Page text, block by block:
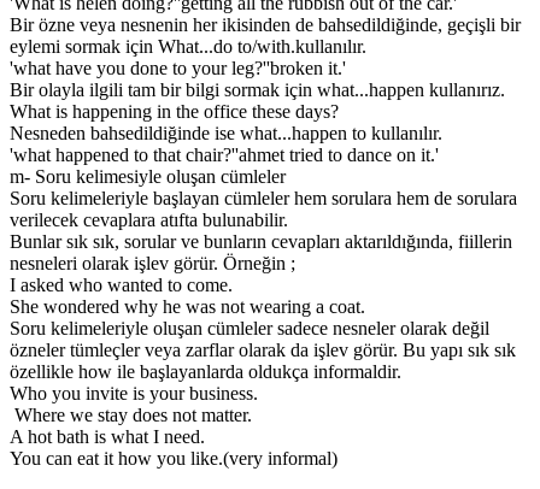
Bir özne veya nesnenin her ikisinden de bahsedildiğinde, geçişli bir
eylemi sormak için What...do to/with.kullanılır.
'what have you done to your leg?''broken it.'
Bir olayla ilgili tam bir bilgi sormak için what...happen kullanırız.
What is happening in the office these days?
Nesneden bahsedildiğinde ise what...happen to kullanılır.
'what happened to that chair?''ahmet tried to dance on it.'
m- Soru kelimesiyle oluşan cümleler
Soru kelimeleriyle başlayan cümleler hem sorulara hem de sorulara
verilecek cevaplara atıfta bulunabilir.
Bunlar sık sık, sorular ve bunların cevapları aktarıldığında, fiillerin
nesneleri olarak işlev görür. Örneğin ;
I asked who wanted to come.
She wondered why he was not wearing a coat.
Soru kelimeleriyle oluşan cümleler sadece nesneler olarak değil
özneler tümleçler veya zarflar olarak da işlev görür. Bu yapı sık sık
özellikle how ile başlayanlarda oldukça informaldir.
Who you invite is your business.
Where we stay does not matter.
A hot bath is what I need.
You can eat it how you like.(very informal)